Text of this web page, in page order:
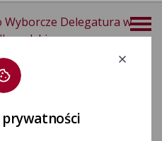
Wyborcze Delegatura w